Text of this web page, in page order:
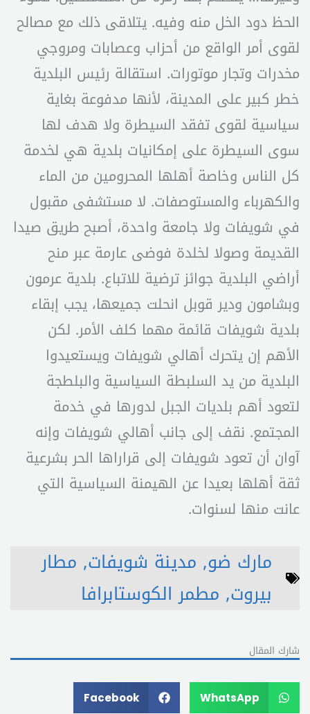
الحظ دود الخل منه وفيه. يتلاقى ذلك مع مصالح
لقوى أمر الواقع من أحزاب وعصابات ومروجي
مخدرات وتجار موتورات. استقالة رئيس البلدية
خطر كبير على المدينة، لأنها مدفوعة بغاية
سياسية لقوى تفقد السيطرة ولا هدف لها
سوى السيطرة على إمكانيات بلدية هي لخدمة
كل الناس وخاصة أهلها المحرومين من الماء
والكهرباء والمستوصفات. لا مستشفى مقبول
في شويفات ولا جامعة واحدة، أصبح طريق صيدا
القديمة وصولا لخلدة فوضى عارمة عبر منح
أراضي البلدية جوائز ترضية للاتباع. بلدية عرمون
وبشامون ودير قوبل انحلت جميعها، يجب إبقاء
بلدية شويفات قائمة مهما كلف الأمر. لكن
الأهم إن يتحرك أهالي شويفات ويستعيدوا
البلدية من يد السلبطة السياسية والبلطجة
لتعود أهم بلديات الجبل لدورها في خدمة
المجتمع. نقف إلى جانب أهالي شويفات وإنه
آوان أن تعود شويفات إلى قراراها الحر بشرعية
ثقة أهلها بعيدا عن الهيمنة السياسية التي
عانت منها لسنوات.
مارك ضو, مدينة شويفات, مطار
بيروت, مطمر الكوستابرافا
شارك المقال
WhatsApp
Facebook